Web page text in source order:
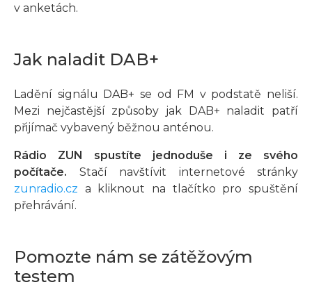
v anketách.
Jak naladit DAB+
Ladění signálu DAB+ se od FM v podstatě neliší.
Mezi nejčastější způsoby jak DAB+ naladit patří
přijímač vybavený běžnou anténou.
Rádio ZUN spustíte jednoduše i ze svého
počítače. Stačí navštívit internetové stránky
zunradio.cz a kliknout na tlačítko pro spuštění
přehrávání.
Pomozte nám se zátěžovým
testem